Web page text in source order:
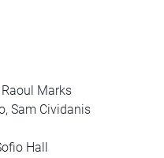
Raoul Marks
Sam Cividanis
Hall